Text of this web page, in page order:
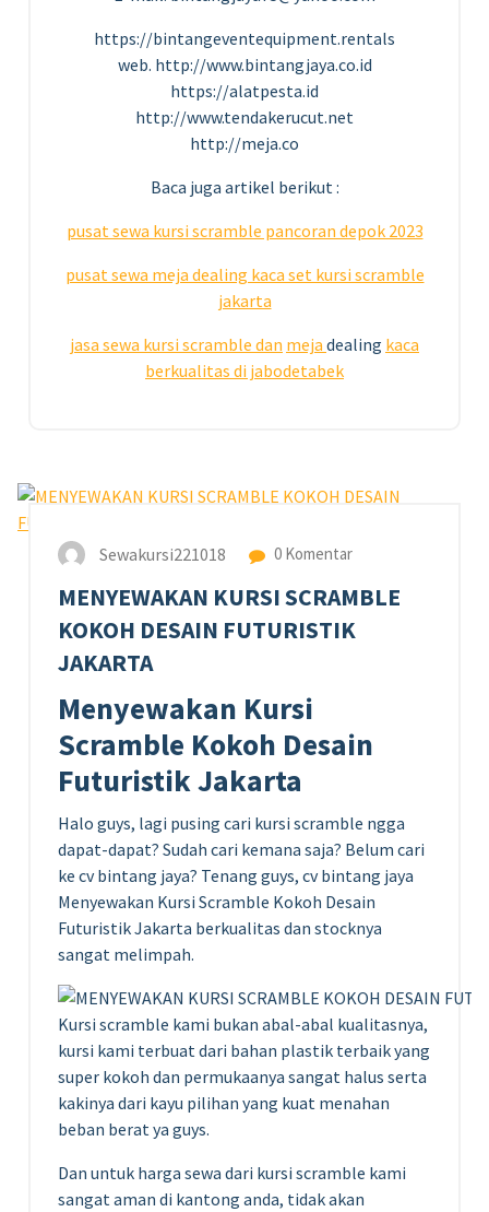
https://bintangeventequipment.rentals
web. http://www.bintangjaya.co.id
https://alatpesta.id
http://www.tendakerucut.net
http://meja.co
Baca juga artikel berikut :
pusat sewa kursi scramble pancoran depok 2023
pusat sewa meja dealing kaca set kursi scramble
jakarta
jasa sewa kursi scramble dan meja dealing kaca
berkualitas di jabodetabek
Sewakursi221018 0 Komentar
MENYEWAKAN KURSI SCRAMBLE
KOKOH DESAIN FUTURISTIK
JAKARTA
Menyewakan Kursi
Scramble Kokoh Desain
Futuristik Jakarta
Halo guys, lagi pusing cari kursi scramble ngga
dapat-dapat? Sudah cari kemana saja? Belum cari
ke cv bintang jaya? Tenang guys, cv bintang jaya
Menyewakan Kursi Scramble Kokoh Desain
Futuristik Jakarta berkualitas dan stocknya
sangat melimpah.
Kursi scramble kami bukan abal-abal kualitasnya,
kursi kami terbuat dari bahan plastik terbaik yang
super kokoh dan permukaanya sangat halus serta
kakinya dari kayu pilihan yang kuat menahan
beban berat ya guys.
Dan untuk harga sewa dari kursi scramble kami
sangat aman di kantong anda, tidak akan